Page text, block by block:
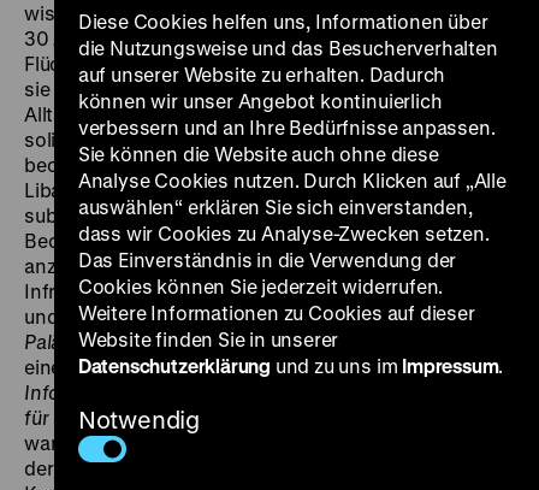
wissen, dass sie nicht gesprächsbereit sei. Bereits seit
30 Jahren gibt es die palästinensischen
Flüchtlingslager im Libanon, als das Team aus der DDR
sie bereist. Was bedeutet der Befreiungskampf im
Alltag und wie beeinflusst er das Leben der Kinder? Mit
solidarischer Nähe und respektvoller Distanz
beobachtet der Film palästinensisches Leben im
Libanon, familiäres ebenso wie institutionelles. Die
subjektive Erzählung lässt das Publikum an den
Beobachtungen der Filmemacher teilhaben. Ohne sich
anzumaßen, Wahrheit erkannt zu haben, führt sie in die
Infrastruktur der PLO ein, die ein würdevolles Über-
und Weiterleben ermöglichen will.Die Kinder
Palästinasist einer von zwei Filmen, die im Rahmen
eines Koproduktionsvertrags zwischen derAbteilung
Information und Kultur
für Dokumentarfilme
war, sich gegenseitig nicht im Abspann zu nennen. Auf
der Internationalen Leipziger Dokumentar- und
Diese Cookies helfen uns, Informationen über
die Nutzungsweise und das Besucherverhalten
auf unserer Website zu erhalten. Dadurch
können wir unser Angebot kontinuierlich
verbessern und an Ihre Bedürfnisse anpassen.
Sie können die Website auch ohne diese
Analyse Cookies nutzen. Durch Klicken auf „Alle
auswählen“ erklären Sie sich einverstanden,
dass wir Cookies zu Analyse-Zwecken setzen.
Das Einverständnis in die Verwendung der
Cookies können Sie jederzeit widerrufen.
Weitere Informationen zu Cookies auf dieser
Website finden Sie in unserer
Datenschutzerklärung und zu uns im Impressum.
Notwendig